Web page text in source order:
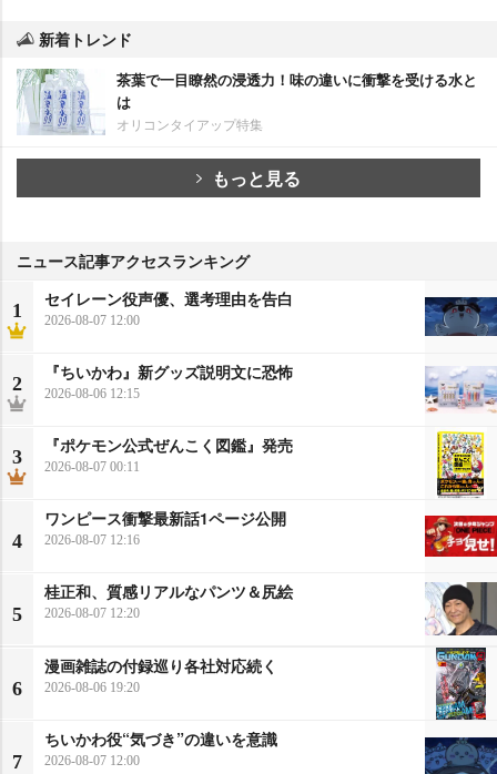
新着トレンド
茶葉で一目瞭然の浸透力！味の違いに衝撃を受ける水と
は
オリコンタイアップ特集
もっと見る
ニュース記事アクセスランキング
1
セイレーン役声優、選考理由を告白
2026-08-07 12:00
2
『ちいかわ』新グッズ説明文に恐怖
2026-08-06 12:15
3
『ポケモン公式ぜんこく図鑑』発売
2026-08-07 00:11
4
ワンピース衝撃最新話1ページ公開
2026-08-07 12:16
5
桂正和、質感リアルなパンツ＆尻絵
2026-08-07 12:20
6
漫画雑誌の付録巡り各社対応続く
2026-08-06 19:20
7
ちいかわ役“気づき”の違いを意識
2026-08-07 12:00